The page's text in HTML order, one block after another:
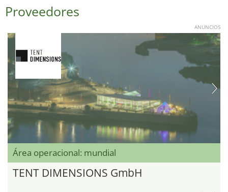
Proveedores
ANUNCIOS
Área operacional: mundial
TENT DIMENSIONS GmbH